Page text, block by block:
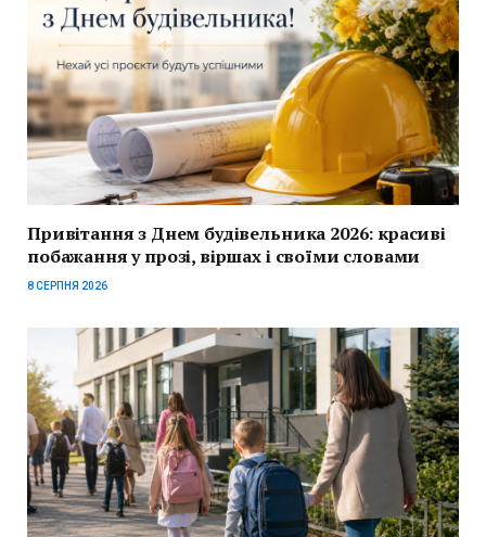
Привітання з Днем будівельника 2026: красиві
побажання у прозі, віршах і своїми словами
8 СЕРПНЯ 2026